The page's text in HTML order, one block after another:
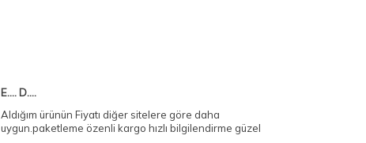
E.... D....
Aldığım ürünün Fiyatı diğer sitelere göre daha
uygun.paketleme özenli kargo hızlı bilgilendirme güzel